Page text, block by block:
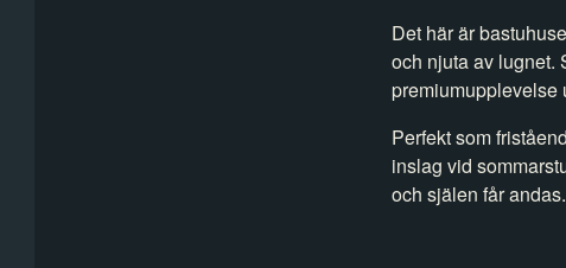
Det här är
och njuta av lugnet.
premiumupplevelse
Perfekt som
inslag vid
och själen får andas.